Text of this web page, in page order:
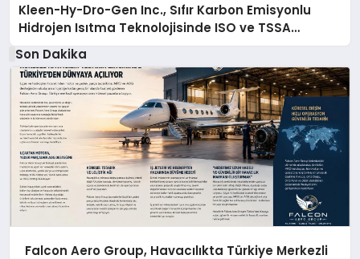
Kleen-Hy-Dro-Gen Inc., Sıfır Karbon Emisyonlu
Hidrojen Isıtma Teknolojisinde ISO ve TSSA
Düzenleyici Onaylarını Aldı
Son Dakika
Falcon Aero Group, Havacılıkta Türkiye Merkezli